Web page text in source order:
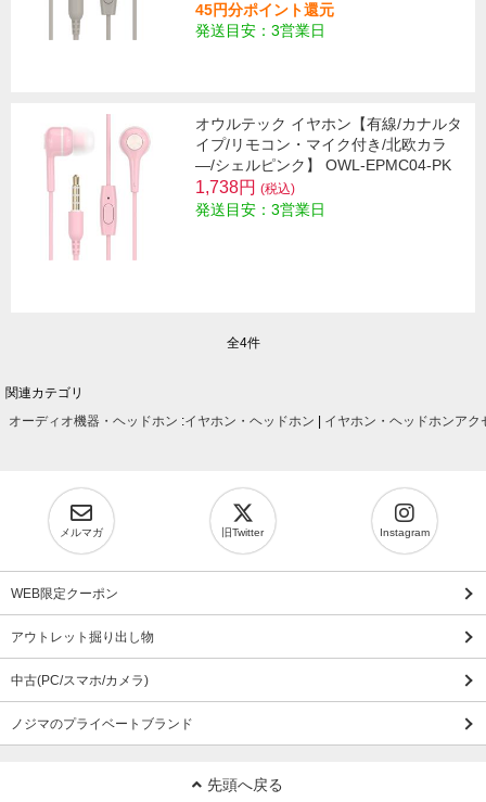
45円分ポイント還元
発送目安：3営業日
オウルテック イヤホン【有線/カナルタ
イプ/リモコン・マイク付き/北欧カラ
―/シェルピンク】 OWL-EPMC04-PK
1,738円 (税込)
発送目安：3営業日
全4件
関連カテゴリ
オーディオ機器・ヘッドホン :イヤホン・ヘッドホン イヤホン・ヘッドホンアク
メルマガ 旧Twitter Instagram
WEB限定クーポン
アウトレット掘り出し物
中古(PC/スマホ/カメラ)
ノジマのプライベートブランド
先頭へ戻る